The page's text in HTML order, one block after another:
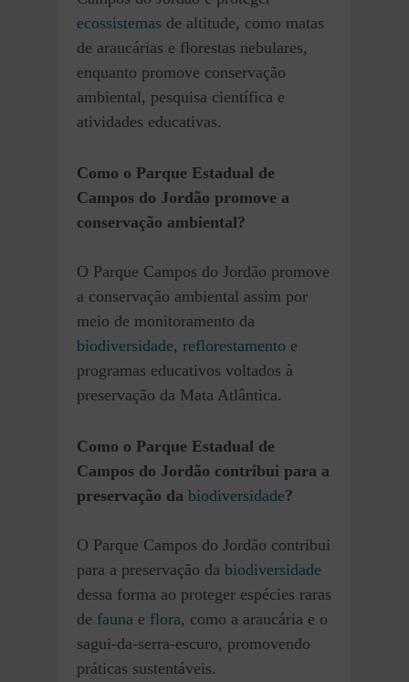
ecossistemas de altitude, como matas
de araucárias e florestas nebulares,
enquanto promove conservação
ambiental, pesquisa científica e
atividades educativas.
Como o Parque Estadual de
Campos do Jordão promove a
conservação ambiental?
O Parque Campos do Jordão promove
a conservação ambiental assim por
meio de monitoramento da
biodiversidade, reflorestamento e
programas educativos voltados à
preservação da Mata Atlântica.
Como o Parque Estadual de
Campos do Jordão contribui para a
preservação da biodiversidade?
O Parque Campos do Jordão contribui
para a preservação da biodiversidade
dessa forma ao proteger espécies raras
de fauna e flora, como a araucária e o
sagui-da-serra-escuro, promovendo
práticas sustentáveis.